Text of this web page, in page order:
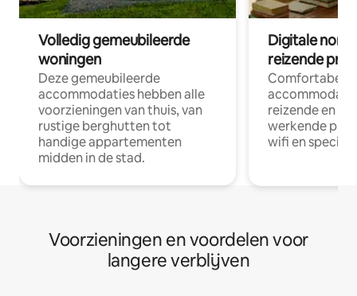
Volledig gemeubileerde
woningen
Deze gemeubileerde
accommodaties hebben alle
voorzieningen van thuis, van
rustige berghutten tot
handige appartementen
midden in de stad.
Digitale
reizende
Comfortabele
reizende en
werkende
wifi en
Voorzieningen en voordelen voor
langere verblijven